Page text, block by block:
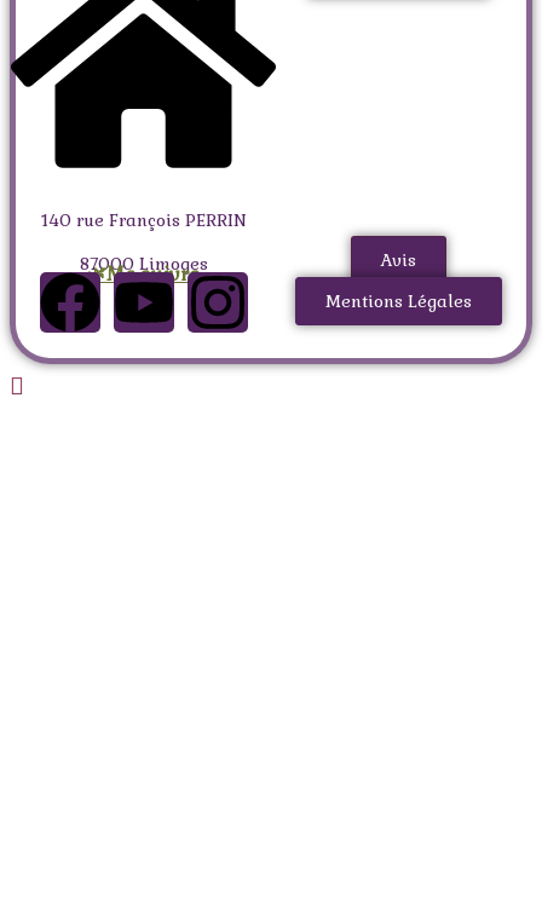
140 rue François PERRIN
87000 Limoges
🌿Me suivre
Avis
Mentions Légales